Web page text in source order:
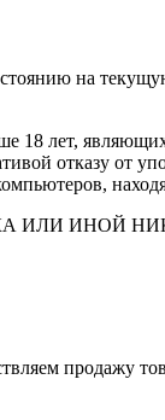
на
18 лет,
отказу от
ИЛИ ИНОЙ
продажу